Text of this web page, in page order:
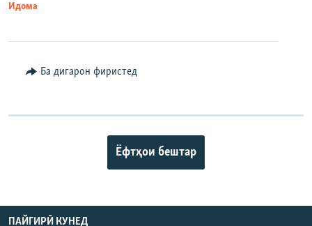
Идома
Ба дигарон фиристед
Ёфтҳои бештар
ПАЙГИРӢ КУНЕД